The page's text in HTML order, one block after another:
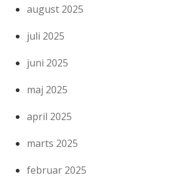
august 2025
juli 2025
juni 2025
maj 2025
april 2025
marts 2025
februar 2025